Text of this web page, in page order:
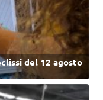
del 12 agosto